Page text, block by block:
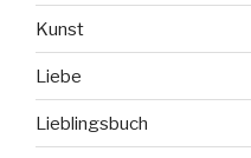
Kunst
Liebe
Lieblingsbuch